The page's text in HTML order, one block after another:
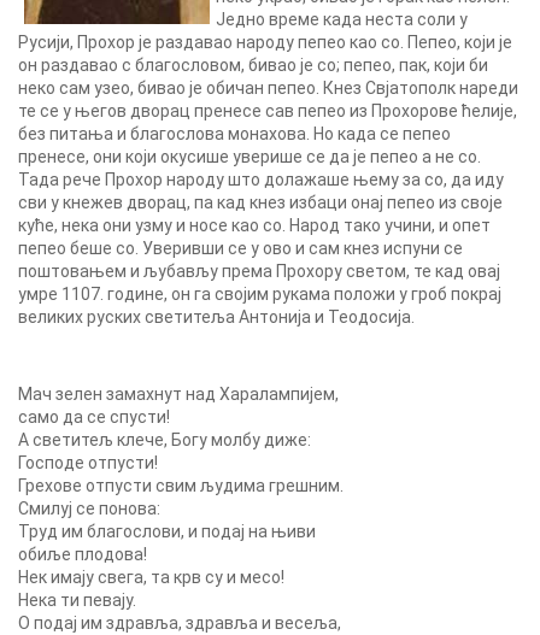
Једно време када неста соли у
Русији, Прохор је раздавао народу пепео као со. Пепео, који је
он раздавао с благословом, бивао је со; пепео, пак, који би
неко сам узео, бивао је обичан пепео. Кнез Свјатополк нареди
те се у његов дворац пренесе сав пепео из Прохорове ћелије,
без питања и благослова монахова. Но када се пепео
пренесе, они који окусише уверише се да је пепео а не со.
Тада рече Прохор народу што долажаше њему за со, да иду
сви у кнежев дворац, па кад кнез избаци онај пепео из своје
куће, нека они узму и носе као со. Народ тако учини, и опет
пепео беше со. Уверивши се у ово и сам кнез испуни се
поштовањем и љубављу према Прохору светом, те кад овај
умре 1107. године, он га својим рукама положи у гроб покрај
великих руских светитеља Антонија и Теодосија.
Maч зелен замахнут над Харалампијем,
само да се спусти!
A светитељ клече, Богу молбу диже:
Господе отпусти!
Грехове отпусти свим људима грешним.
Смилуј се понова:
Труд им благослови, и подај на њиви
обиље плодова!
Нек имају свега, та крв су и месо!
Нека ти певају.
O подај им здравља, здравља и весеља,